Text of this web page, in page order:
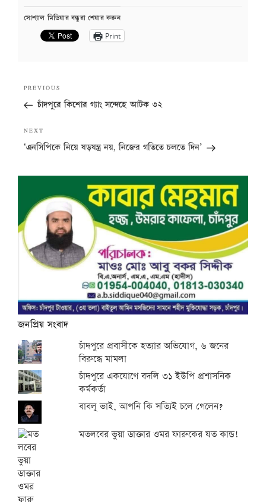
সোশ্যাল মিডিয়ার বন্ধুরা শেয়ার করুন
Print
navigation
Previous
Post
PREVIOUS
চাঁদপুরে কিশোর গ্যাং সন্দেহে আটক ৩২
Next
Post
NEXT
‘এনসিপিকে নিয়ে ষড়যন্ত্র নয়, নিজের গতিতে চলতে দিন’
জনপ্রিয় সংবাদ
চাঁদপুরে প্রবাসীকে হত্যার অভিযোগ, ৬ জনের
বিরুদ্ধে মামলা
চাঁদপুরে একযোগে বদলি ৩১ ইউপি প্রশাসনিক
কর্মকর্তা
বাবলু ভাই, আপনি কি সত্যিই চলে গেলেন?
মতলবের ভুয়া ডাক্তার ওমর ফারুকের যত কান্ড!